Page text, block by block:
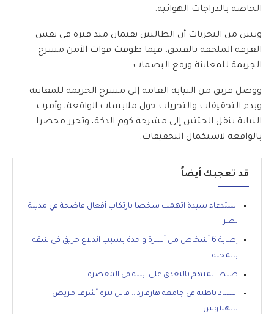
الخاصة بالدراجات الهوائية.
وتبين من التحريات أن الطالبين يقيمان منذ فترة في نفس
الغرفة الملحقة بالفندق، فيما طوقت قوات الأمن مسرح
الجريمة للمعاينة ورفع البصمات.
ووصل فريق من النيابة العامة إلى مسرح الجريمة للمعاينة
وبدء التحقيقات والتحريات حول ملابسات الواقعة، وأمرت
النيابة بنقل الجثتين إلى مشرحة كوم الدكة، وتحرر محضرا
بالواقعة لاستكمال التحقيقات.
قد تعجبك أيضاً
استدعاء سيدة اتهمت شخصا بارتكاب أفعال فاضحة في مدينة
نصر
إصابة 6 أشخاص من أسرة واحدة بسبب اندلاع حريق فى شقه
بالمحله
ضبط المتهم بالتعدي على ابنته في المعصرة
استاذ باطنة في جامعة هارفارد .. قاتل نيرة أشرف مريض
بالهلاوس